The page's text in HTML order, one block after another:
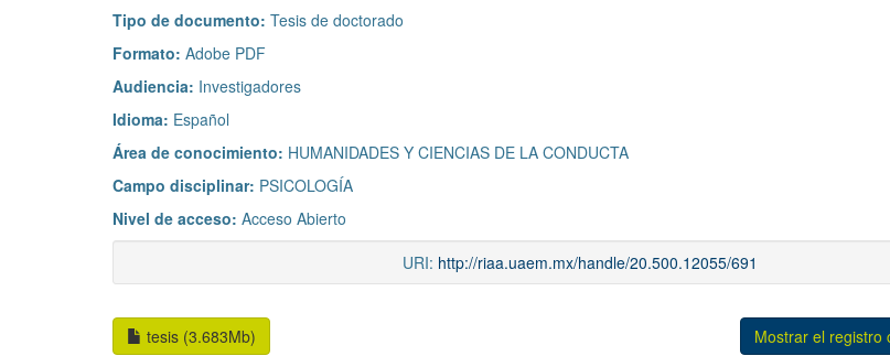
Tipo de documento: Tesis de doctorado
Formato: Adobe PDF
Audiencia: Investigadores
Idioma: Español
Área de conocimiento: HUMANIDADES Y CIENCIAS DE LA CONDUCTA
Campo disciplinar: PSICOLOGÍA
Nivel de acceso: Acceso Abierto
URI: http://riaa.uaem.mx/handle/20.500.12055/691
tesis (3.683Mb) Mostrar el registro